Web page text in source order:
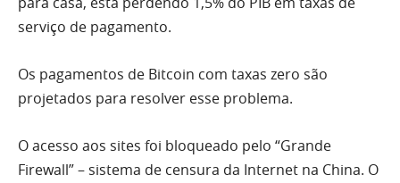
serviço de pagamento.
Os pagamentos de Bitcoin com taxas zero são
projetados para resolver esse problema.
O acesso aos sites foi bloqueado pelo “Grande
Firewall” – sistema de censura da Internet na China. O